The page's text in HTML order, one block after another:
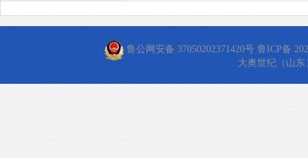
鲁公网安备 37050202371420号 鲁ICP备
大奥世纪（山